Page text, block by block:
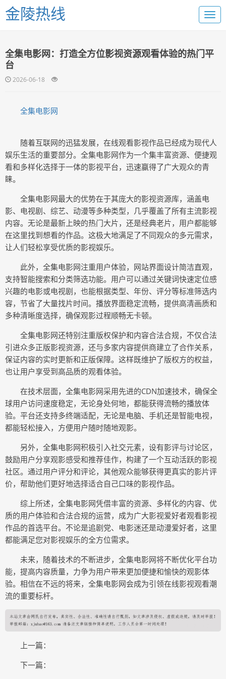
金陵热线
全集电影网：打造全方位影视资源观看体验的热门平
台
2026-06-18
全集电影网
随着互联网的迅猛发展，在线观看影视作品已经成为现代人
娱乐生活的重要部分。全集电影网作为一个集丰富资源、便捷观
看和多样化选择于一体的影视平台，迅速赢得了广大观众的青
睐。
全集电影网最大的优势在于其庞大的影视资源库，涵盖电
影、电视剧、综艺、动漫等多种类型，几乎覆盖了所有主流影视
内容。无论是最新上映的热门大片，还是经典老片，用户都能够
在这里找到想看的作品。这极大地满足了不同观众的多元需求，
让人们轻松享受优质的影视娱乐。
此外，全集电影网注重用户体验，网站界面设计简洁直观，
支持智能搜索和分类筛选功能。用户可以通过关键词快速定位感
兴趣的电影或电视剧，也能根据类型、年份、评分等标准筛选内
容，节省了大量找片时间。播放界面稳定流畅，提供高清画质和
多种清晰度选择，确保观影过程顺畅无卡顿。
全集电影网还特别注重版权保护和内容合法合规，不仅合法
引进众多正版影视资源，还与多家内容提供商建立了合作关系，
保证内容的实时更新和正版保障。这样既维护了版权方的权益，
也让用户享受到高品质的观看体验。
在技术层面，全集电影网采用先进的CDN加速技术，确保全
球用户访问速度稳定，无论身处何地，都能获得流畅的播放体
验。平台还支持多终端适配，无论是电脑、手机还是智能电视，
都能轻松接入，方便用户随时随地观影。
另外，全集电影网积极引入社交元素，设有影评与讨论区，
鼓励用户分享观影感受和推荐佳作，构建了一个互动活跃的影视
社区。通过用户评分和评论，其他观众能够获得更真实的影片评
价，帮助他们更好地选择适合自己口味的影视作品。
综上所述，全集电影网凭借丰富的资源、多样化的内容、优
质的用户体验和合法合规的运营，成为广大影视爱好者观看影视
作品的首选平台。不论是追剧党、电影迷还是动漫爱好者，这里
都能满足您对影视娱乐的全方位需求。
未来，随着技术的不断进步，全集电影网将不断优化平台功
能，提高内容质量，力争为用户带来更加便捷和愉快的观影体
验。相信在不远的将来，全集电影网会成为引领在线影视观看潮
流的重要标杆。
上一篇：
下一篇：